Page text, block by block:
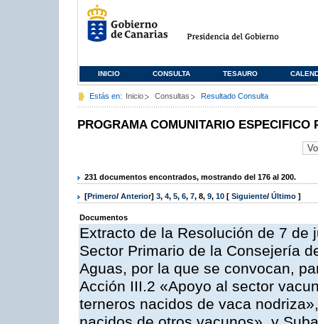
INICIO CONSULTA TESAURO
Estás en: Inicio Consultas Resultado Consulta
PROGRAMA COMUNITARIO ESPECIFICO
231 documentos encontrados, mostrando del 176 al 200.
[Primero/ Anterior] 3, 4, 5, 6, 7, 8, 9, 10 [ Siguiente/ Último ]
Documentos
Extracto de la Resolución de 7
Sector Primario de la Consejería
Aguas, por la que se convocan,
Acción III.2 «Apoyo al sector
terneros nacidos de vaca